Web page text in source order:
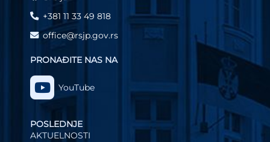
+381 11 33 49 818
office@rsjp.gov.rs
PRONAĐITE NAS NA
YouTube
POSLEDNJE
AKTUELNOSTI